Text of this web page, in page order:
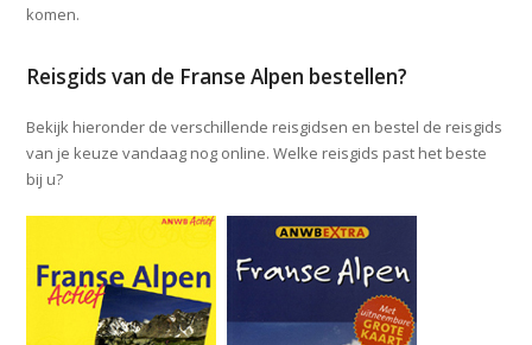
komen.
Reisgids van de Franse Alpen bestellen?
Bekijk hieronder de verschillende reisgidsen en bestel de reisgids
van je keuze vandaag nog online. Welke reisgids past het beste
bij u?